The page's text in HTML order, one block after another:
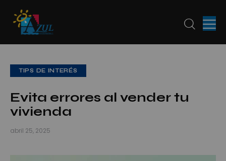
TIPS DE INTERÉS
Evita errores al vender tu
vivienda
abril 25, 2025